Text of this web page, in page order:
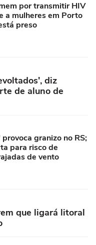
por transmitir HIV
a mulheres em Porto
preso
diz
de aluno de
granizo no RS;
para risco de
de vento
que ligará litoral